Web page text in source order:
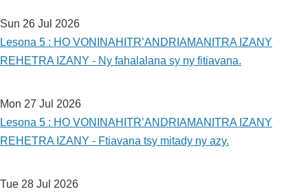
Sun 26 Jul 2026
Lesona 5 : HO VONINAHITR’ANDRIAMANITRA IZANY
REHETRA IZANY - Ny fahalalana sy ny fitiavana.
Mon 27 Jul 2026
Lesona 5 : HO VONINAHITR’ANDRIAMANITRA IZANY
REHETRA IZANY - Ftiavana tsy mitady ny azy.
Tue 28 Jul 2026